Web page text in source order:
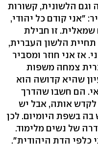
הלשונית, קשורות
"אני קודם כל יהודי,
שמאלית. זו חבילת
הלשון העברית,
אז אני חוזר ומסביר
צמחה משפות
שהיא קדושה הוא
הם חשבו שהדרך
אותה, אבל יש
בשפת היומיום. לכן
של נשים מלימוד.
כלפי הדת היהודית".